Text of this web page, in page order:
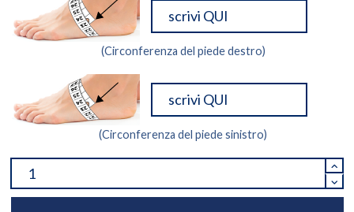
(Circonferenza del piede destro)
(Circonferenza del piede sinistro)